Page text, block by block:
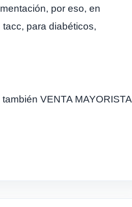
por eso, en
para diabéticos,
VENTA MAYORISTA